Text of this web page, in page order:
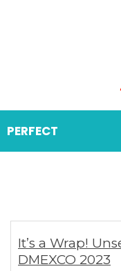
It’s a Wrap!
DMEXCO 2023